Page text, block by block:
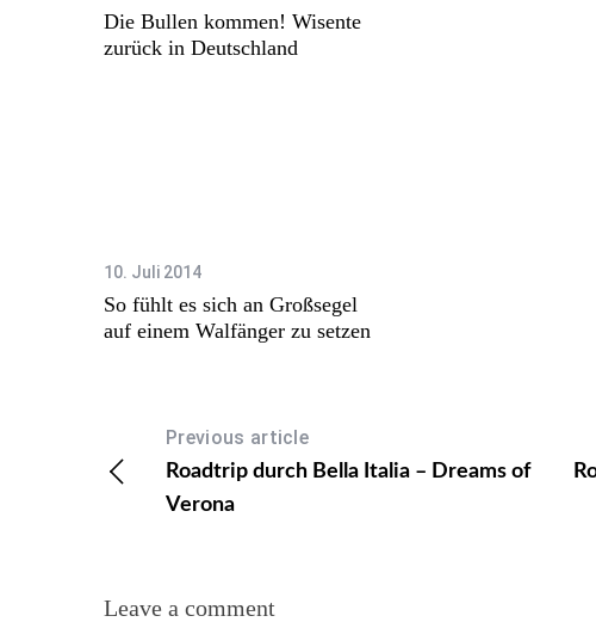
Die Bullen kommen! Wisente
zurück in Deutschland
10. Juli 2014
So fühlt es sich an Großsegel
auf einem Walfänger zu setzen
Previous article
Roadtrip durch Bella Italia – Dreams of
Verona
Leave a comment